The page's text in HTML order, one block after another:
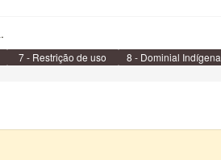
7 - Restrição de uso 8 - Dominial Indígena